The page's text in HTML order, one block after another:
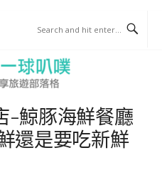
-鯨豚海鮮餐廳
還是要吃新鮮